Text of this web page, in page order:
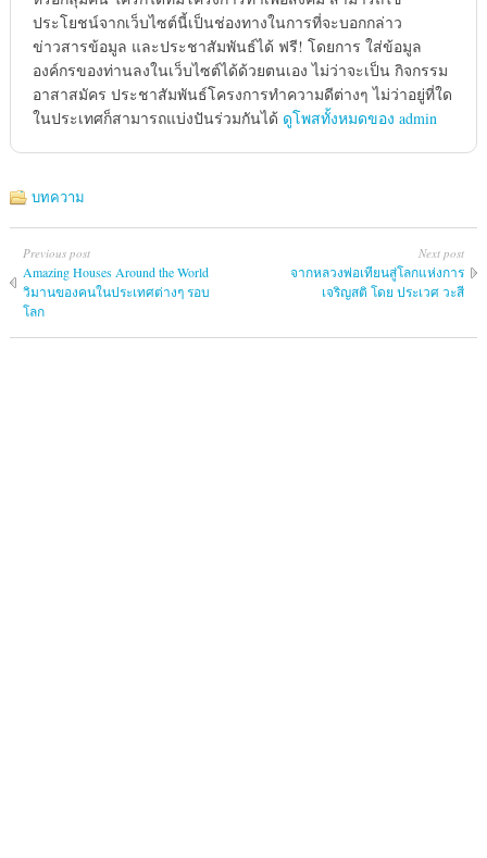
ประโยชน์จากเว็บไซต์นี้เป็นช่องทางในการที่จะบอกกล่าว
ข่าวสารข้อมูล และประชาสัมพันธ์ได้ ฟรี! โดยการ ใส่ข้อมูล
องค์กรของท่านลงในเว็บไซต์ได้ด้วยตนเอง ไม่ว่าจะเป็น กิจกรรม
อาสาสมัคร ประชาสัมพันธ์โครงการทำความดีต่างๆ ไม่ว่าอยู่ที่ใด
ในประเทศก็สามารถแบ่งปันร่วมกันได้ ดูโพสทั้งหมดของ admin
บทความ
Previous post
Amazing Houses Around the World
วิมานของคนในประเทศต่างๆ รอบ
โลก
Next post
จากหลวงพ่อเทียนสู่โลกแห่งการ
เจริญสติ โดย ประเวศ วะสี